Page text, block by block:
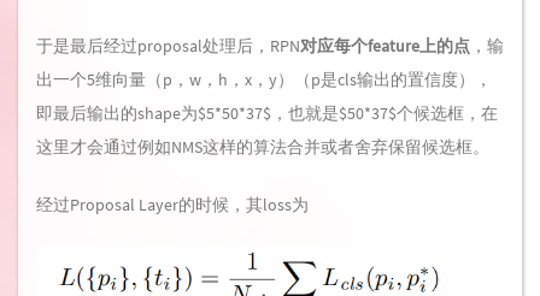
于是最后经过proposal处理后，RPN对应每个feature上的点 ，输
出一个5维向量（p，w，h，x，y）（p是cls输出的置信度），
即最后输出的shape为$5*50*37$，也就是$50*37$个候选框，在
这里才会通过例如NMS这样的算法合并或者舍弃保留候选框。
经过Proposal Layer的时候，其loss为